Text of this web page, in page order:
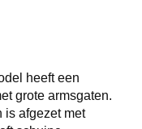
heeft een
grote armsgaten.
is afgezet met